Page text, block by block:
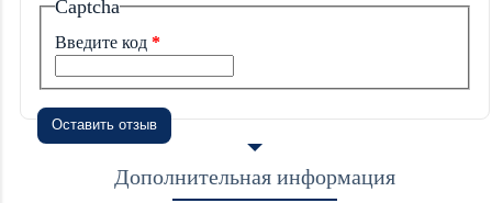
Captcha
Введите код
Оставить отзыв
Дополнительная информация